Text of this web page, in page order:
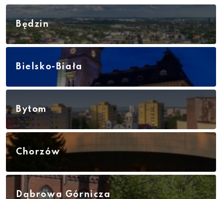
Będzin
Bielsko-Biała
Bytom
Chorzów
Dąbrowa Górnicza